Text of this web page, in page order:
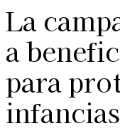
La
a
para
infancias